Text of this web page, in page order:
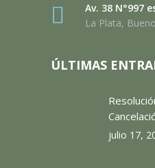
Av. 38 N°997
La Plata,
ÚLTIMAS
julio 17,